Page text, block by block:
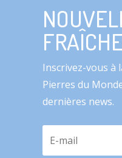
Inscrivez-vous à
Pierres du
dernières news.